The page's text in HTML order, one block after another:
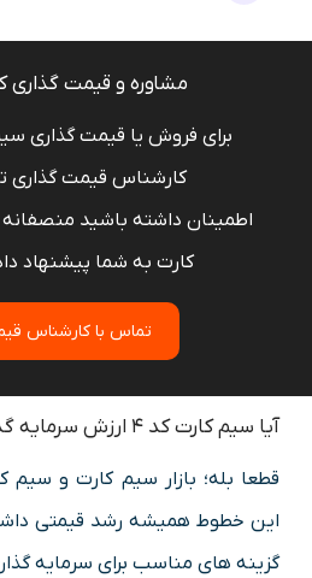
مشاوره و قیمت گذاری کد 4
کارشناس قیمت گذاری
اطمینان داشته باشید
کارت به شما پیشنهاد
تماس با کارشناس
آیا سیم کارت کد 4 ارزش سرمایه گذاری دارد؟
این خطوط همیشه رشد قیمتی
گزینه های مناسب برای سرمایه